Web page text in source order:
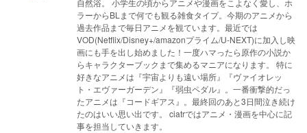
自然浴。 小学生の頃からアニメや漫画をこよなく愛し、ホ
ラーからBLまで何でも観る雑食タイプ。今期のアニメから
過去作品まで毎日アニメを観ています。最近では
VOD(Netflix/Disney+/amazonプライム/U-NEXT)に加入し映
画にも手を出し始めました！一度ハマったら原作の小説か
らキャラクターブックまで集めるマニアになります。 特に
好きなアニメは『宇宙よりも遠い場所』『ヴァイオレッ
ト・エヴァーガーデン』『弱虫ペダル』。一番衝撃的だっ
たアニメは『コードギアス』。最終回のあと3日間泣き続け
たのはいい思い出です。 ciatrではアニメ・漫画を中心に記
事を担当していきます。